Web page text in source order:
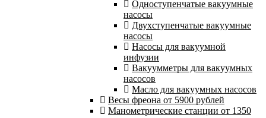
Одноступенчатые вакуумные
насосы
Двухступенчатые вакуумные
насосы
Насосы для вакуумной
инфузии
Вакуумметры для вакуумных
насосов
Масло для вакуумных насосов
Весы фреона от 5900 рублей
Манометрические станции от 1350